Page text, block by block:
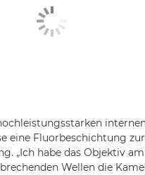
eine Fluorbeschichtung zur
„Ich habe das Objektiv
Wellen die